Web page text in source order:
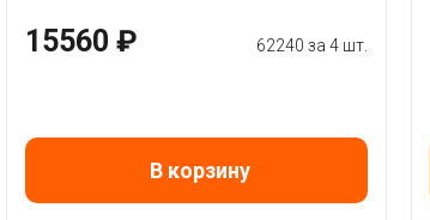
15560 ₽ 62240 за 4 шт.
В корзину